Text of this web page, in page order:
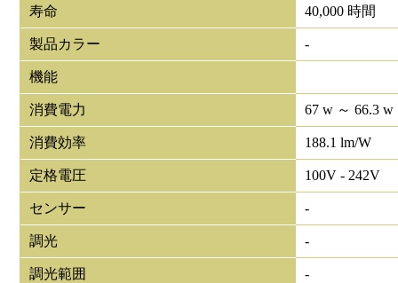
寿命 40,000 時間
製品カラー -
機能
消費電力 67 w ～ 66.3 w
消費効率 188.1 lm/W
定格電圧 100V - 242V
センサー -
調光 -
調光範囲 -